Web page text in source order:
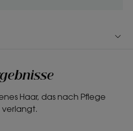
Haar, das nach Pflege
verlangt.